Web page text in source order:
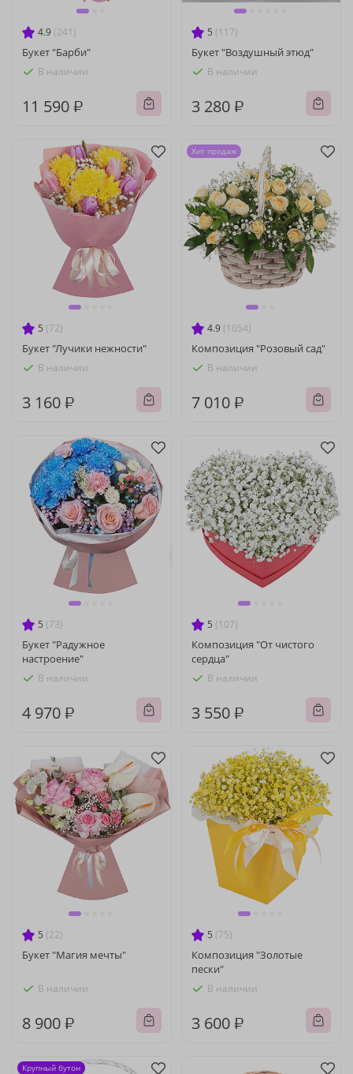
4.9 (241)
Букет "Барби"
В наличии
11 590 ₽
5 (117)
Букет "Воздушный этюд"
В наличии
3 280 ₽
5 (72)
Букет "Лучики нежности"
В наличии
3 160 ₽
4.9 (1054)
Композиция "Розовый сад"
В наличии
7 010 ₽
Хит продаж
5 (73)
Букет "Радужное
настроение"
В наличии
4 970 ₽
5 (107)
Композиция "От чистого
сердца"
В наличии
3 550 ₽
5 (22)
Букет "Магия мечты"
В наличии
8 900 ₽
5 (75)
Композиция "Золотые
пески"
В наличии
3 600 ₽
Крупный бутон